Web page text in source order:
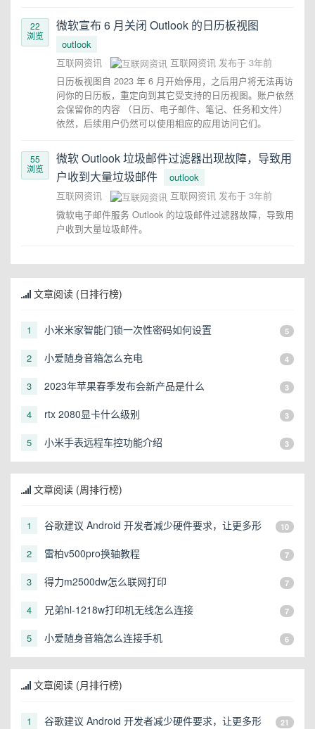
22
浏览
微软宣布 6 月关闭 Outlook 的日历板视图
outlook
互联网资讯
互联网资讯 发布于 3年前
日历板视图自 2023 年 6 月开始停用，之后用户将无法再访
问你的日历板，重定向到其它受支持的日历视图。账户依然
会保留你的内容 （日历、电子邮件、笔记、任务和文件）
依然，后续用户仍然可以使用相应的应用访问它们。
55
浏览
微软 Outlook 垃圾邮件过滤器出现故障，导致用
户收到大量垃圾邮件
outlook
互联网资讯
互联网资讯 发布于 3年前
微软电子邮件服务 Outlook 的垃圾邮件过滤器故障，导致用
户收到大量垃圾邮件。
文章阅读 (日排行榜)
1 小米米家智能门锁一次性密码如何设置 5
2 小爱随身音箱怎么充电 4
3 2023年苹果春季发布会新产品是什么 3
4 rtx 2080显卡什么级别 3
5 小米手表远程车控功能介绍 3
文章阅读 (周排行榜)
1
谷歌建议 Android 开发者减少硬件要求，让更多形
10
2 雷柏v500pro换轴教程 7
3 得力m2500dw怎么联网打印 7
4 兄弟hl-1218w打印机无线怎么连接 7
5 小爱随身音箱怎么连接手机 6
文章阅读 (月排行榜)
1
谷歌建议 Android 开发者减少硬件要求，让更多形
21